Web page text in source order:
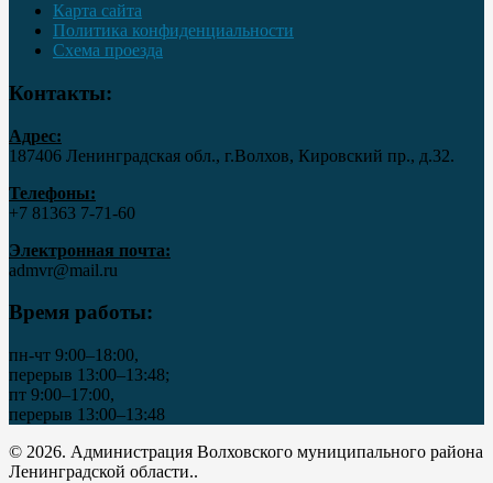
Карта сайта
Политика конфиденциальности
Схема проезда
Контакты:
Адрес:
187406 Ленинградская обл., г.Волхов, Кировский пр., д.32.
Телефоны:
+7 81363 7‑71-60
Электронная почта:
admvr@mail.ru
Время работы:
пн-чт 9:00–18:00,
перерыв 13:00–13:48;
пт 9:00–17:00,
перерыв 13:00–13:48
© 2026. Администрация Волховского муниципального района
Ленинградской области..